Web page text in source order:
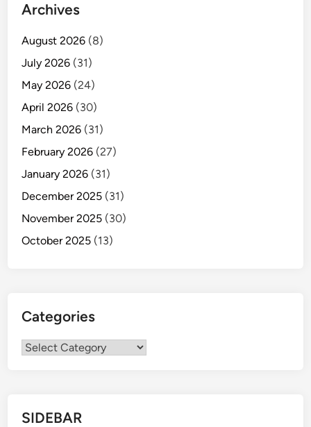
Archives
August 2026 (8)
July 2026 (31)
May 2026 (24)
April 2026 (30)
March 2026 (31)
February 2026 (27)
January 2026 (31)
December 2025 (31)
November 2025 (30)
October 2025 (13)
Categories
Categories
SIDEBAR